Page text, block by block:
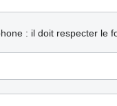
: il doit respecter le